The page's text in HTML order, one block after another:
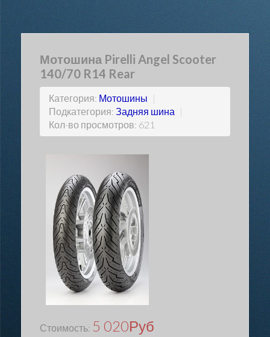
Мотошина Pirelli Angel Scooter
140/70 R14 Rear
Категория: Мотошины |
Подкатегория: Задняя шина |
Кол-во просмотров: 621
Стоимость: 5 020Руб